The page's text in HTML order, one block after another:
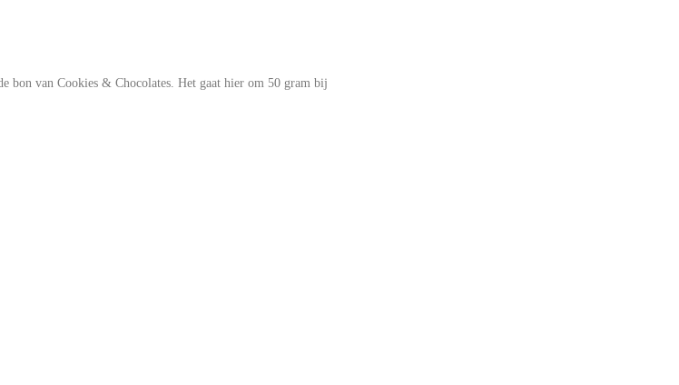
bon van Cookies & Chocolates. Het gaat hier om 50 gram bij